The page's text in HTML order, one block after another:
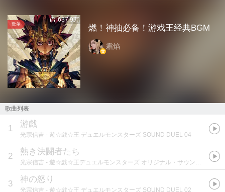
歌单
637.9万
燃！神抽必备！游戏王经典BGM
霜焰
歌曲列表
1 游戯
光宗信吉 - 遊☆戯☆王 デュエルモンスターズ SOUND DUEL 04
2 熱き決闘者たち
光宗信吉 - 遊☆戯☆王デュエルモンスターズ オリジナル・サウンドトラック 決闘I
3 神の怒り
光宗信吉 - 遊☆戯☆王 デュエルモンスターズ SOUND DUEL 02